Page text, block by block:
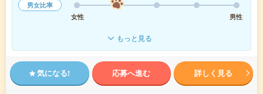
男女比率
女性
男性
もっと見る
気になる! 応募へ進む 詳しく見る